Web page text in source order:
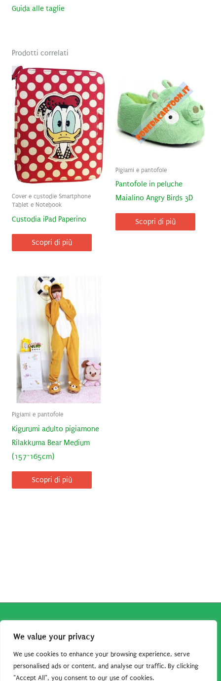
We value your privacy
We use cookies to enhance your browsing experience, serve
personalised ads or content, and analyse our traffic. By clicking
"Accept All", you consent to our use of cookies.
Guida alle taglie
Prodotti correlati
Cover e custodie Smartphone
Tablet e Notebook
Custodia iPad Paperino
Scopri di più
Pigiami e pantofole
Pantofole in peluche
Maialino Angry Birds 3D
Scopri di più
Pigiami e pantofole
Kigurumi adulto pigiamone
Rilakkuma Bear Medium
(157~165cm)
Scopri di più
associato Amazon percepisce dei ricavi da acquisti idonei.
Tutti i guadagni sono direttamente reinvestiti in questo sito
per continuare a condividere tutorial e risorse per gli amanti